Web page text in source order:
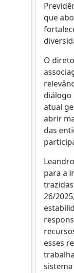
que
O
diálogo
atual
abrir
das
para a
trazidas
26/
esses